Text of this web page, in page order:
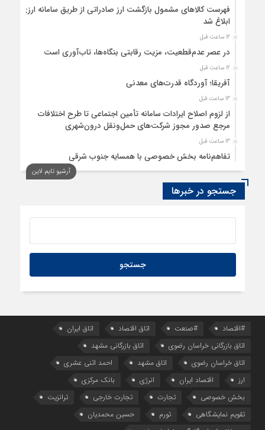
فهرست کالاهای مشمول بازگشت ارز صادراتی از طریق سامانه ارزی
ابلاغ شد
12 ساعت قبل
در عصر عدم‌قطعیت، مزیت رقابتی بنگاه‌ها، تاب‌آوری است
12 ساعت قبل
آفریقا؛ آوردگاه قدرت‌های معدنی
13 ساعت قبل
از لزوم اصلاح ایرادات سامانه تأمین اجتماعی تا طرح اختلافات
مرجع صدور مجوز شرکت‌های حمل‌ونقل درون‌شهری
13 ساعت قبل
تفاهم‌نامه بخش خصوصی با همسایه جنوب شرقی
14 ساعت قبل
سود اقتصاد‌ها از هوش مصنوعی
آرشیو تایم لاین
جستجو در خبرها
#اقتصاد #صنعت اتاق اقتصاد
اتاق ایران
اتاق بازرگانی خراسان رضوی
اتاق بازرگانی مشهد
اتاق خراسان رضوی
اتاق مشهد
احمد اثنی عشری
ارز
اقتصاد ایران انرژی
بانک مرکزی
بخش خصوصی
تجارت تجارت خارجی
ترانزیت
تقویم نمایشگاهی
تورم
حسین محمدیان